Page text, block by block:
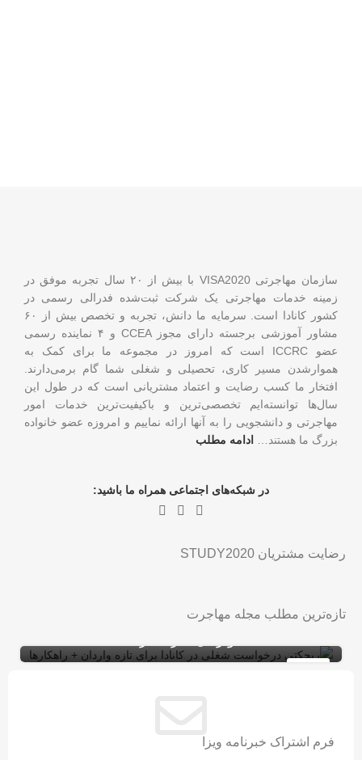
سازمان مهاجرتی VISA2020 با بیش از ۲۰ سال تجربه موفق در
زمینه خدمات مهاجرتی یک شرکت ثبت‌شده فدرالی رسمی در
کشور کانادا است. سرمایه ما دانش، تجربه و تخصص بیش از ۶۰
مشاور آموزشی برجسته دارای مجوز CCEA و ۴ نماینده رسمی
عضو ICCRC است که امروز در مجموعه ما برای کمک به
هموارشدن مسیر کاری، تحصیلی و شغلی شما گام برمی‌دارند.
افتخار ما کسب رضایت و اعتماد مشتریانی است که در طول این
سال‌ها توانسته‌ایم تخصصی‌ترین و باکیفیت‌ترین خدمات امور
مهاجرتی و دانشجویی را به آنها ارائه نماییم و امروزه عضو خانواده
بزرگ ما هستند…
ادامه مطلب
در شبکه‌های اجتماعی همراه ما باشید:
رضایت مشتریان STUDY2020
تازه‌ترین مطلب مجله مهاجرت
ریجکتی درخواست شغلی در کانادا برای تازه
فرم اشتراک خبرنامه ویزا